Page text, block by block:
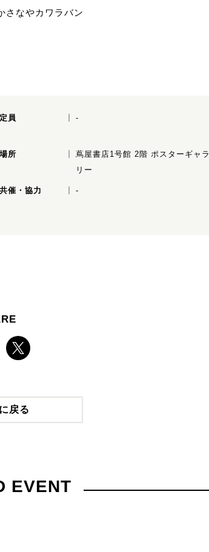
なやカワラバン
定員 -
場所
蔦屋書店1号館 2階 ポスターギャラ
リー
共催・協力 -
戻る
EVENT